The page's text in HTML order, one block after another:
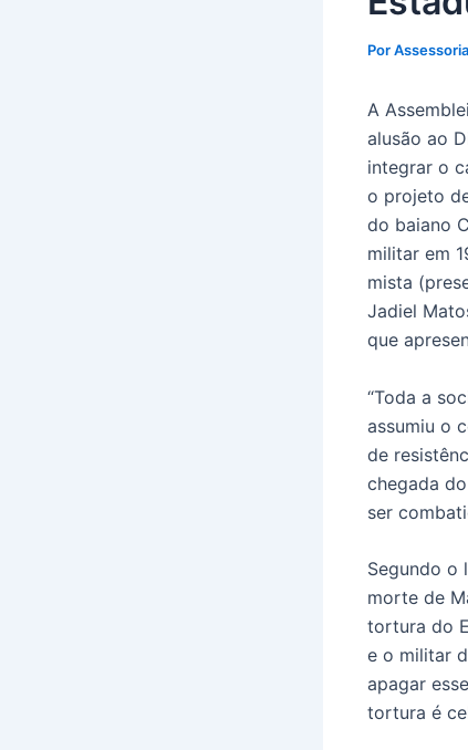
Por
A
alusão ao
integrar o
o projeto
do baiano
militar em
mista
Jadiel
que
“Toda a
assumiu o
de
chegada
ser
Segundo o
morte de
tortura do
e o militar
apagar
tortura é